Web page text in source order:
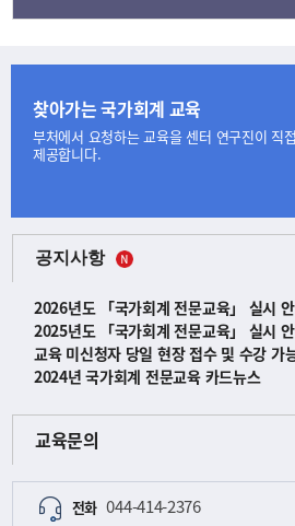
공지사항
2026년도 「국가회계 전문교육」 실시
2025년도 「국가회계 전문교육」 실시
교육 미신청자 당일 현장 접수 및 수강 가
2024년 국가회계 전문교육 카드뉴스
교육문의
전화 044-414-2376
찾아가는 국가회계 교육
부처에서 요청하는 교육을 센터 연구진이 직
제공합니다.